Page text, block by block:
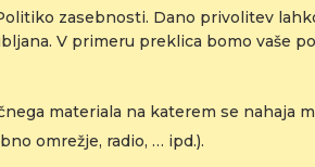
zasebnosti. Dano privolitev
V primeru preklica bomo vaše
materiala na katerem se
omrežje, radio, … ipd.).